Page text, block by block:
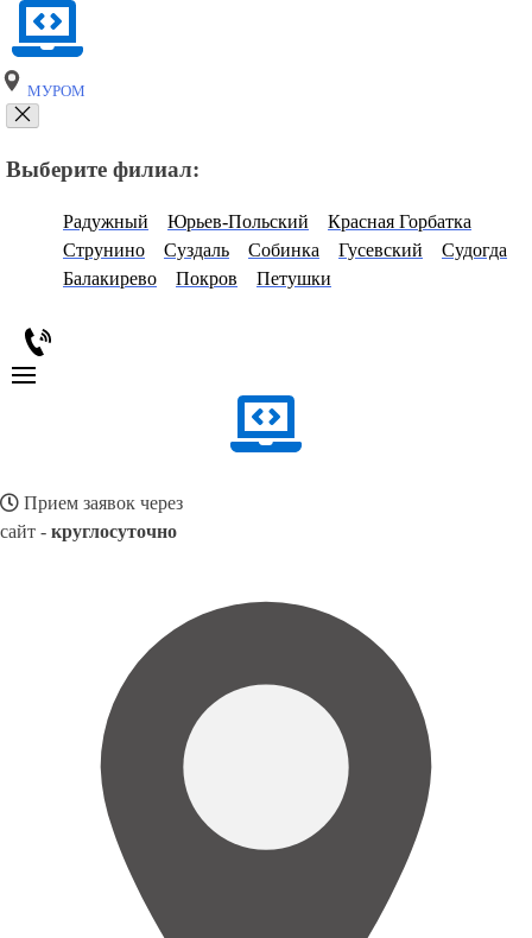
МУРОМ
Выберите филиал:
Радужный Юрьев-Польский
Красная Горбатка
Струнино
Суздаль Собинка Гусевский
Судогда
Балакирево
Покров Петушки
Прием заявок через
сайт - круглосуточно